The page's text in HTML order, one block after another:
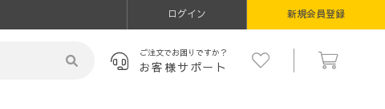
ログイン 新規会員登録
ご注文でお困りですか？
お客様サポート